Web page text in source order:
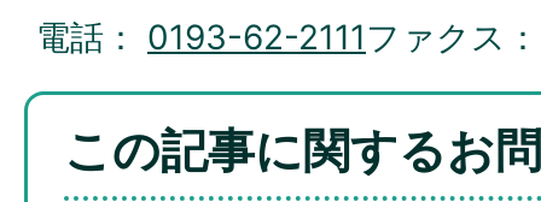
電話： 0193-62-2111ファクス
この記事に関するお